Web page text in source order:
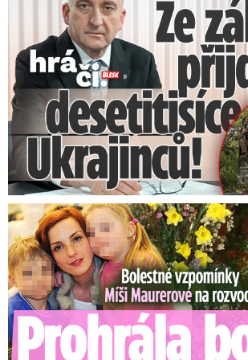
Sledujte počasí na radaru
Zatím nejvyšší absolutní teplotu v
republice zaznamenali
srpna 2012, kdy ve středočeských
Dobřichovicích
naměřili 40,4
Padlo tak dlouholeté maximum,
Celsia, z 27. července 1983 z
V loňském létě dosáhla podledat
maximální denní teplota
hodnoty 2. července, v
Litoměřicku bylo 37,3 stupně
standardní síť ČHMÚ byla ve
zaznamenána teplota 37,4
Bolestné vzpomínky Míši Maurerové: